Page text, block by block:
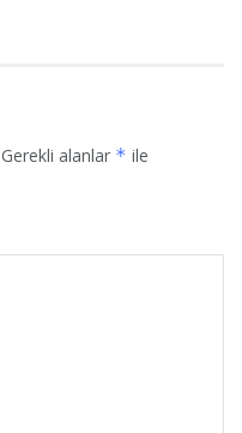
Gerekli alanlar * ile